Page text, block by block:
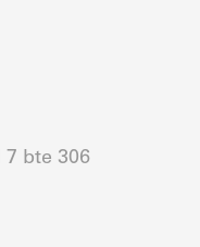
7 bte 306